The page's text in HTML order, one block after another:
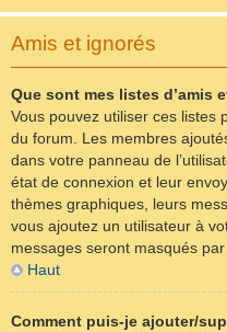
Amis et ignorés
Que sont mes listes d’amis
Vous pouvez utiliser ces listes
du forum. Les membres
dans votre panneau de
état de connexion et leur
thèmes graphiques, leurs
vous ajoutez un utilisateur à
messages seront masqués
Haut
Comment puis-je ajouter/